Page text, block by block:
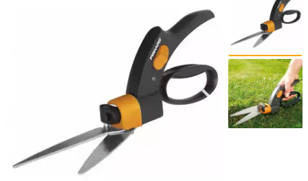
Zum nächsten Bild
Zum vorigen Bild